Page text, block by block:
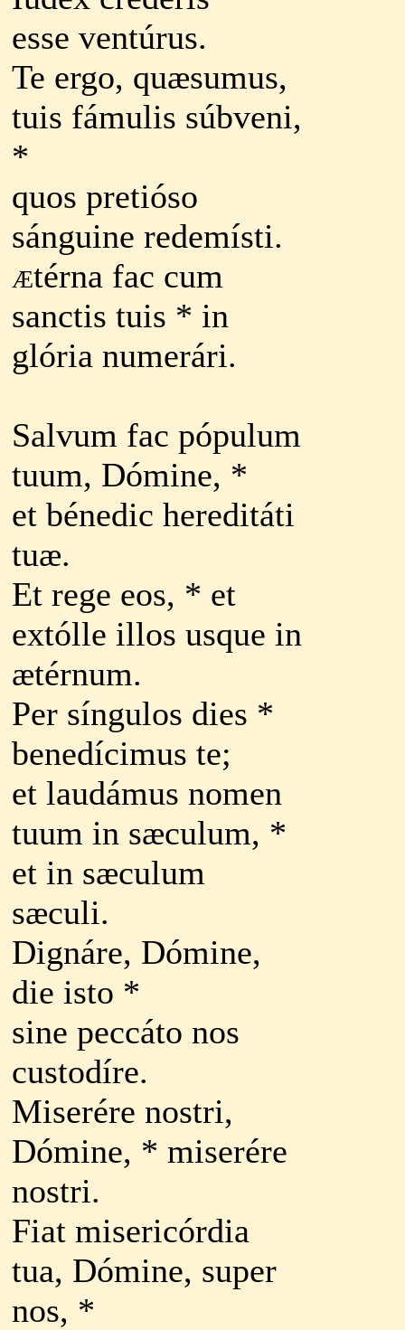
esse ventúrus.
Te ergo, quæsumus,
tuis fámulis súbveni,
*
quos pretióso
sánguine redemísti.
ætérna fac cum
sanctis tuis * in
glória numerári.
Salvum fac pópulum
tuum, Dómine, *
et bénedic hereditáti
tuæ.
Et rege eos, * et
extólle illos usque in
ætérnum.
Per síngulos dies *
benedícimus te;
et laudámus nomen
tuum in sæculum, *
et in sæculum
sæculi.
Dignáre, Dómine,
die isto *
sine peccáto nos
custodíre.
Miserére nostri,
Dómine, * miserére
nostri.
Fiat misericórdia
tua, Dómine, super
nos, *